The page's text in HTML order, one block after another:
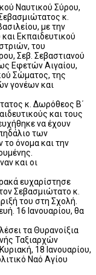
Ναυτικού Σύρου,
κ.
με την
Εκπαιδευτικού
του
Σεβ. Σεβαστιανού
Εφετών Αιγαίου,
Σώματος, της
γονέων και
κ. Δωρόθεος Β΄
και τους
να έχουν
των
όνομα και την
και οι
ευχαρίστησε
Σεβασμιώτατο κ.
του στη Σχολή.
16 Ιανουαρίου, θα
τα Θυρανοίξια
Ταξιαρχών
18 Ιανουαρίου,
Ναό Αγίου